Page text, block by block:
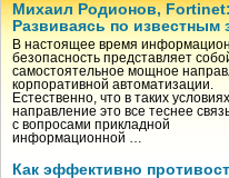
Михаил Родионов,
Развиваясь по известным
В настоящее время
безопасность представляет
самостоятельное мощное
корпоративной автоматизации.
Естественно, что в таких условиях
направление это все теснее
с вопросами прикладной
информационной …
Как эффективно